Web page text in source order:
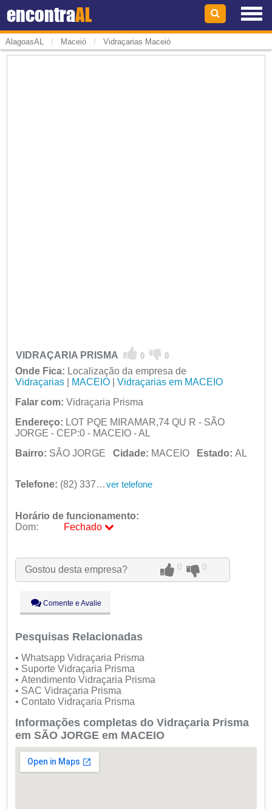
encontraAL
AlagoasAL / Maceió / Vidraçarias Maceió
VIDRAÇARIA PRISMA 0 0
Onde Fica: Localização da empresa de
Vidraçarias| MACEIO| Vidraçarias em MACEIO
Falar com: Vidraçaria Prisma
Endereço: LOT PQE MIRAMAR,74 QU R - SÃO
JORGE - CEP:0 - MACEIO - AL
Bairro: SÃO JORGE Cidade: MACEIO Estado: AL
Telefone: (82) 3375-9518 ver telefone
Horário de funcionamento:
Dom:
Fechado
Ter:
09:00 - 18:00
Qua:
09:00 - 18:00
Sex:
09:00 - 18:00
Sáb:
Fechado
Dom:
Fechado
Gostou desta empresa? 0 0
Comente e Avalie
Pesquisas Relacionadas
• Whatsapp Vidraçaria Prisma
• Suporte Vidraçaria Prisma
• Atendimento Vidraçaria Prisma
• SAC Vidraçaria Prisma
• Contato Vidraçaria Prisma
Informações completas do Vidraçaria Prisma
em SÃO JORGE em MACEIO